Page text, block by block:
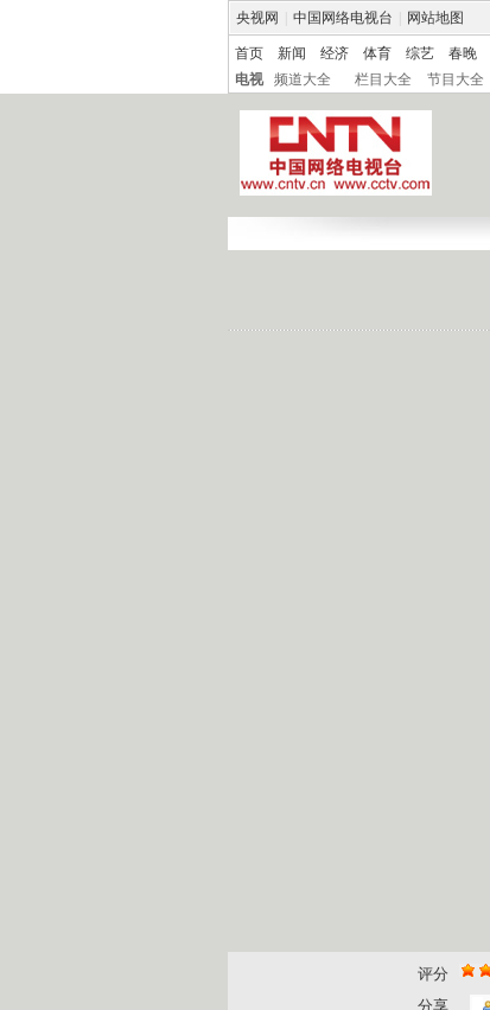
央视网 中国网络电视台 网站地图
首页 新闻 经济 体育 综艺 春晚
电视
频道大全 栏目大全 节目大全
评分
分享